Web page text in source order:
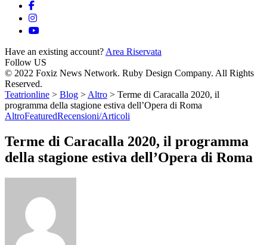
Have an existing account? Area Riservata
Follow US
© 2022 Foxiz News Network. Ruby Design Company. All Rights
Reserved.
Teatrionline > Blog > Altro > Terme di Caracalla 2020, il
programma della stagione estiva dell’Opera di Roma
AltroFeaturedRecensioni/Articoli
Terme di Caracalla 2020, il programma
della stagione estiva dell’Opera di Roma